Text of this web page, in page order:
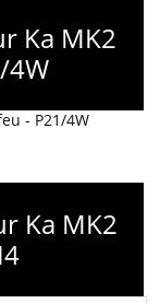
Ka MK2
4W
- P21/4W
Ka MK2